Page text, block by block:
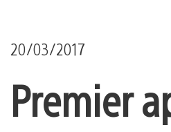
20/03/2017
Premier